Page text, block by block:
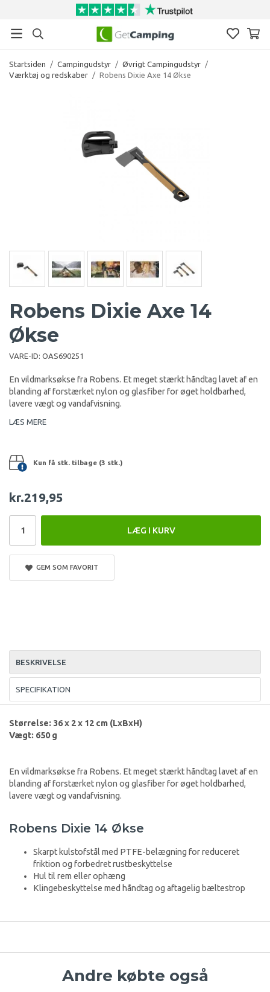
Startsiden / Campingudstyr / Øvrigt Campingudstyr /
Værktøj og redskaber / Robens Dixie Axe 14 Økse
Robens Dixie Axe 14
Økse
VARE-ID: OAS690251
En vildmarksøkse fra Robens. Et meget stærkt håndtag lavet af en
blanding af forstærket nylon og glasfiber for øget holdbarhed,
lavere vægt og vandafvisning.
LÆS MERE
Kun få stk. tilbage (3 stk.)
kr.219,95
LÆG I KURV
GEM SOM FAVORIT
BESKRIVELSE
SPECIFIKATION
Størrelse: 36 x 2 x 12 cm (LxBxH)
Vægt: 650 g
En vildmarksøkse fra Robens. Et meget stærkt håndtag lavet af en
blanding af forstærket nylon og glasfiber for øget holdbarhed,
lavere vægt og vandafvisning.
Robens Dixie 14 Økse
Skarpt kulstofstål med PTFE-belægning for reduceret
friktion og forbedret rustbeskyttelse
Hul til rem eller ophæng
Klingebeskyttelse med håndtag og aftagelig bæltestrop
Andre købte også